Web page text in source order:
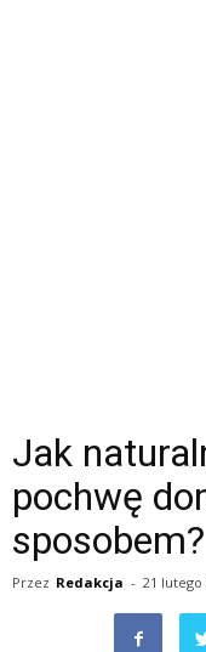
Jak
pochwę
sposobem?
Przez Redakcja - 21 lutego